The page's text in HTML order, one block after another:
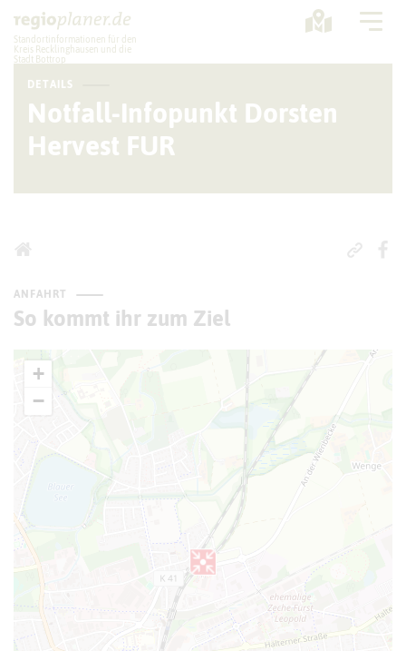
Standortinformationen für den
Kreis Recklinghausen und die
Stadt Bottrop
Planung
Standorte
Statistik
DETAILS
Notfall-Infopunkt Dorsten
Hervest FUR
ANFAHRT
So kommt ihr zum Ziel
+
−